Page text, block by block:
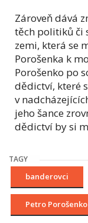
Zároveň dává
těch politiků či
zemi, která se
Porošenka k
Porošenko po
dědictví, které
v
jeho šance
dědictví by si
TAGY
banderovci
Petro Porošenko